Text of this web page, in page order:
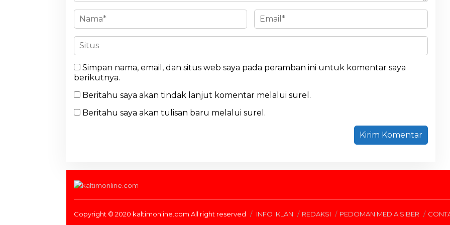
Simpan nama, email, dan situs web saya pada peramban ini untuk komentar saya
berikutnya.
Beritahu saya akan tindak lanjut komentar melalui surel.
Beritahu saya akan tulisan baru melalui surel.
Copyright © 2020 kaltimonline.com All right reserved INFO IKLAN REDAKSI PEDOMAN MEDIA SIBER